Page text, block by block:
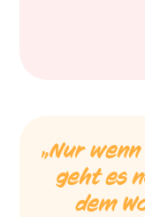
„Nur
geht es
dem